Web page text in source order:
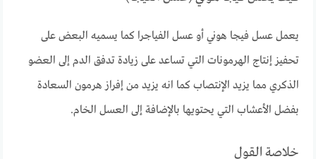
يعمل عسل فيجا هوني أو عسل الفياجرا كما يسميه البعض على
تحفيز إنتاج الهرمونات التي تساعد على زيادة تدفق الدم إلى العضو
الذكري مما يزيد الإنتصاب كما انه يزيد من إفراز هرمون السعادة
بفضل الأعشاب التي يحتويها بالإضافة إلى العسل الخام.
خلاصة القول